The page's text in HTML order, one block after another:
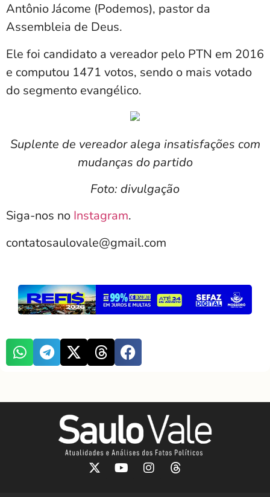
Antônio Jácome (Podemos), pastor da
Assembleia de Deus.
Ele foi candidato a vereador pelo PTN em 2016
e computou 1471 votos, sendo o mais votado
do segmento evangélico.
Suplente de vereador alega insatisfações com
mudanças do partido
Foto: divulgação
Siga-nos no Instagram.
contatosaulovale@gmail.com